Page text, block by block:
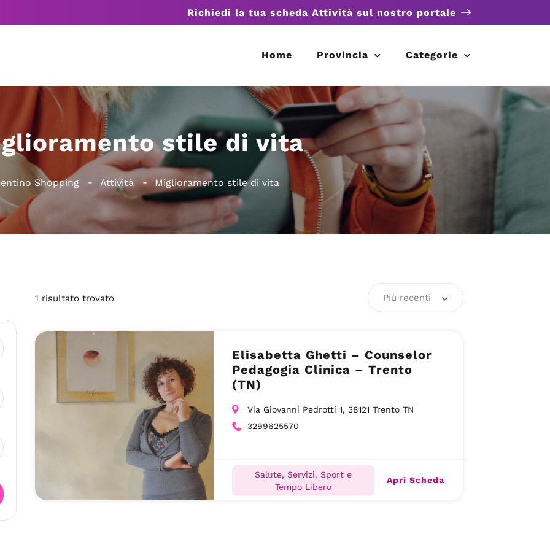
Richiedi la tua scheda Attività sul nostro portale
Home Provincia Categorie
stile di vita
Shopping Attività Miglioramento stile di vita
1 risultato trovato Più recenti
Elisabetta Ghetti – Counselor
Pedagogia Clinica – Trento
(TN)
Via Giovanni Pedrotti 1, 38121 Trento TN
3299625570
Salute, Servizi, Sport e
Tempo Libero
Apri Scheda